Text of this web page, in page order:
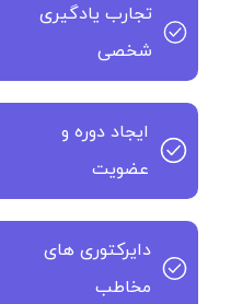
تجارب یادگیری
شخصی
ایجاد دوره و
عضویت
دایرکتوری های
مخاطب